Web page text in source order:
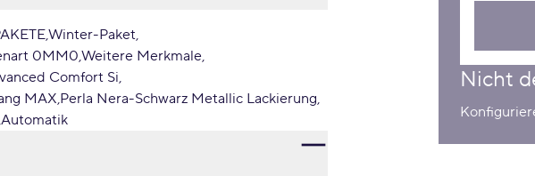
Nicht
Winter-Paket
0MM0 Weitere Merkmale
Comfort Si
MAX Perla Nera-Schwarz Metallic Lackierung
Automatik